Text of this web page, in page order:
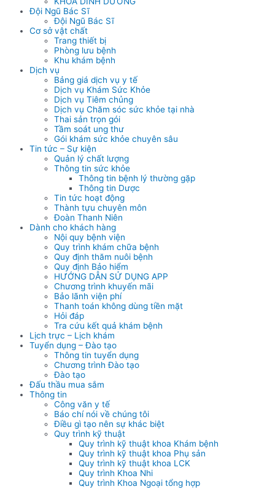
Đội Ngũ Bác Sĩ
Đội Ngũ Bác Sĩ
Cơ sở vật chất
Trang thiết bị
Phòng lưu bệnh
Khu khám bệnh
Dịch vụ
Bảng giá dịch vụ y tế
Dịch vụ Khám Sức Khỏe
Dịch vụ Tiêm chủng
Dịch vụ Chăm sóc sức khỏe tại nhà
Thai sản trọn gói
Tầm soát ung thư
Gói khám sức khỏe chuyên sâu
Tin tức – Sự kiện
Quản lý chất lượng
Thông tin sức khỏe
Thông tin bệnh lý thường gặp
Thông tin Dược
Tin tức hoạt động
Thành tựu chuyên môn
Đoàn Thanh Niên
Dành cho khách hàng
Nội quy bệnh viện
Quy trình khám chữa bệnh
Quy định thăm nuôi bệnh
Quy định Bảo hiểm
HƯỚNG DẪN SỬ DỤNG APP
Chương trình khuyến mãi
Bảo lãnh viện phí
Thanh toán không dùng tiền mặt
Hỏi đáp
Tra cứu kết quả khám bệnh
Lịch trực – Lịch khám
Tuyển dụng – Đào tạo
Thông tin tuyển dụng
Chương trình Đào tạo
Đào tạo
Đấu thầu mua sắm
Thông tin
Công văn y tế
Báo chí nói về chúng tôi
Điều gì tạo nên sự khác biệt
Quy trình kỹ thuật
Quy trình kỹ thuật khoa Khám bệnh
Quy trình kỹ thuật khoa Phụ sản
Quy trình kỹ thuật khoa LCK
Quy trình Khoa Nhi
Quy trình Khoa Ngoại tổng hợp